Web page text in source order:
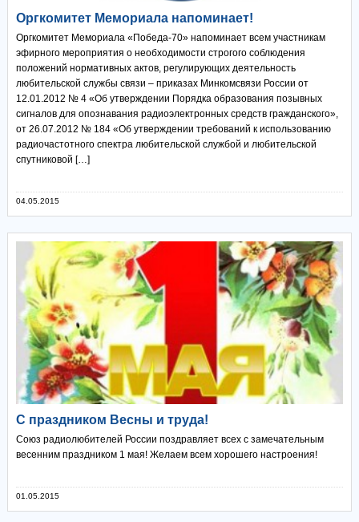
Оргкомитет Мемориала напоминает!
Оргкомитет Мемориала «Победа-70» напоминает всем участникам
эфирного мероприятия о необходимости строгого соблюдения
положений нормативных актов, регулирующих деятельность
любительской службы связи – приказах Минкомсвязи России от
12.01.2012 № 4 «Об утверждении Порядка образования позывных
сигналов для опознавания радиоэлектронных средств гражданского»,
от 26.07.2012 № 184 «Об утверждении требований к использованию
радиочастотного спектра любительской службой и любительской
спутниковой […]
04.05.2015
C праздником Весны и труда!
Союз радиолюбителей России поздравляет всех с замечательным
весенним праздником 1 мая! Желаем всем хорошего настроения!
01.05.2015